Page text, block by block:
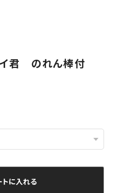
君 のれん棒付
トに入れる